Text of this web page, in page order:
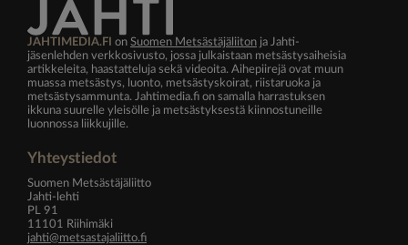
JAHTIMEDIA.FI on Suomen Metsästäjäliiton ja Jahti-
jäsenlehden verkkosivusto, jossa julkaistaan metsästysaiheisia
artikkeleita, haastatteluja sekä videoita. Aihepiirejä ovat muun
muassa metsästys, luonto, metsästyskoirat, riistaruoka ja
metsästysammunta. Jahtimedia.fi on samalla harrastuksen
ikkuna suurelle yleisölle ja metsästyksestä kiinnostuneille
luonnossa liikkujille.
Yhteystiedot
Suomen Metsästäjäliitto
Jahti-lehti
PL 91
11101 Riihimäki
jahti@metsastajaliitto.fi